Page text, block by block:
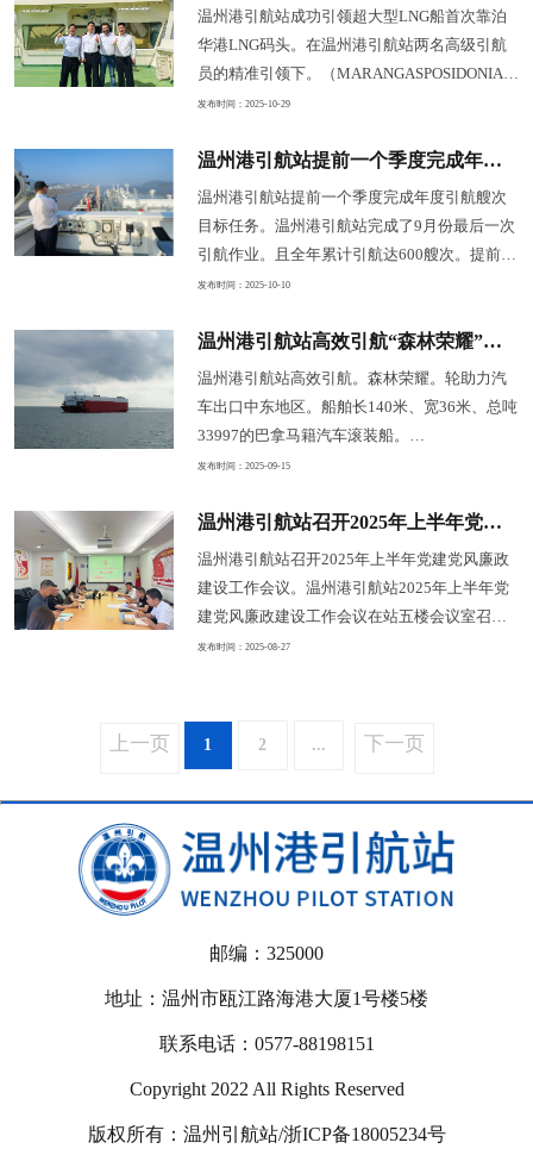
展情况。其次督导帮扶组根据。全省引航业务
督导帮扶要点。在检查的同时也分享了省内其
他引航机构的先进做法。要加强同省内各引航
温州港引航站成功引领超大型LNG船首次靠泊
华港LNG码头。在温州港引航站两名高级引航
员的精准引领下。（MARANGASPOSIDONIA）
轮安全靠抵华峰集团华港LNG码头。温州港清
港LNG码头为新投产设施。为确保首艘LNG船
舶安全靠泊。温州港引航站成立专项工作小
组。 为保证本次华港LNG码头的首航任务
的圆满完成。温州港引航站不仅派出两名有着
发布时间：2025-10-29
温州港引航站提前一个季度完成年度引航艘次目标任务
温州港引航站提前一个季度完成年度引航艘次
目标任务。温州港引航站完成了9月份最后一次
引航作业。且全年累计引航达600艘次。提前一
个季度完成了年度引航艘次计划目标。预计11
团集装箱班轮航线的开发并稳步运行。2025年
从年初开始引航艘次同比增幅较大。打破多年
来引航艘次上半年远低于下年半的格局。为助
力温州港。温州港引航站坚持以。阳光引航。
发布时间：2025-10-10
温州港引航站高效引航“森林荣耀”轮助力汽车出口中东地区
温州港引航站高效引航。森林荣耀。轮助力汽
车出口中东地区。船舶长140米、宽36米、总吨
33997的巴拿马籍汽车滚装船。
FORESTGLORY（森林荣耀）。轮在温州港引
号泊位。该轮将在温州装载400余辆汽车。计划
15日12。经广州南沙港。助力温州及周边汽车
制造业打通。特性及汽车滚装作业需求。站安
排高级引航员陈晓兵与助理引航员谭剑峰担任
发布时间：2025-09-15
温州港引航站召开2025年上半年党建党风廉政建设工作会议
温州港引航站召开2025年上半年党建党风廉政
建设工作会议。温州港引航站2025年上半年党
建党风廉政建设工作会议在站五楼会议室召
开。 会议首先传达了省海港集团、温州港
务。
发布时间：2025-08-27
上一页 1 2 ... 下一页
邮编：325000
地址：温州市瓯江路海港大厦1号楼5楼
联系电话：0577-88198151
Copyright 2022 All Rights Reserved
版权所有：温州引航站/浙ICP备18005234号